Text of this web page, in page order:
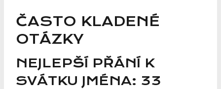
ČASTO KLADENÉ
OTÁZKY
NEJLEPŠÍ PŘÁNÍ K
SVÁTKU JMÉNA: 33